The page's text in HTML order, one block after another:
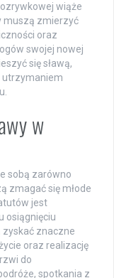
wiąże
muszą zmierzyć
oraz
swojej nowej
się sławą,
utrzymaniem
w
sobą zarówno
zmagać się młode
jest
osiągnięciu
zyskać znaczne
oraz realizację
do
spotkania z